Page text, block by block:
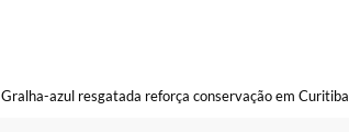
Gralha-azul resgatada reforça conservação em Curitiba